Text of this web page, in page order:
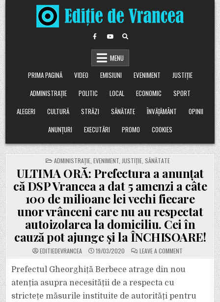
Skip
to
content
MENU
PRIMA PAGINĂ
VIDEO EMISIUNI EVENIMENT
JUSTIȚIE
ADMINISTRAȚIE
POLITIC LOCAL ECONOMIC
SPORT
ALEGERI
CULTURĂ STRĂZI SĂNĂTATE ÎNVĂȚĂMÂNT
OPINII
ANUNȚURI
EXECUTĂRI PROMO COOKIES
POSTED
IN
ADMINISTRAȚIE, EVENIMENT, JUSTIȚIE, SĂNĂTATE
ULTIMA ORĂ: Prefectura a anunțat
că DSP Vrancea a dat 5 amenzi a câte
100 de milioane lei vechi fiecare
unor vrânceni care nu au respectat
autoizolarea la domiciliu. Cei în
cauză pot ajunge și la ÎNCHISOARE!
EDITIEDEVRANCEA 19/03/2020 LEAVE A COMMENT
ULTIMA
PREFECTURA
A
DSP
VRANCEA
Prefectul Gheorghiță Berbece atrage din nou
atenția asupra necesității de a respecta cu
strictețe măsurile instituite de autorități pentru